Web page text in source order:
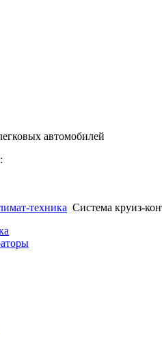
автомобилей
техника Cистема круиз-